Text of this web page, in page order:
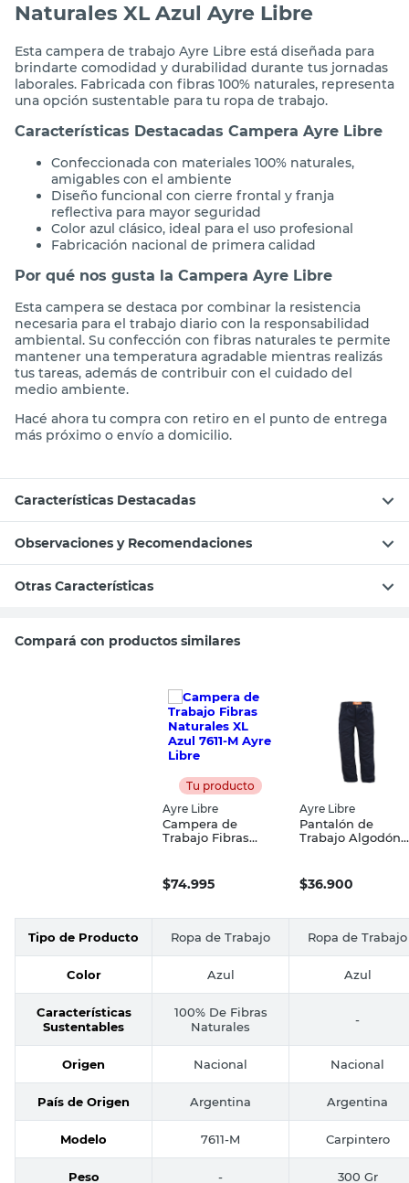
Naturales XL Azul Ayre Libre
Esta campera de trabajo Ayre Libre está diseñada para
brindarte comodidad y durabilidad durante tus jornadas
laborales. Fabricada con fibras 100% naturales, representa
una opción sustentable para tu ropa de trabajo.
Características Destacadas Campera Ayre Libre
Confeccionada con materiales 100% naturales,
amigables con el ambiente
Diseño funcional con cierre frontal y franja
reflectiva para mayor seguridad
Color azul clásico, ideal para el uso profesional
Fabricación nacional de primera calidad
Por qué nos gusta la Campera Ayre Libre
Esta campera se destaca por combinar la resistencia
necesaria para el trabajo diario con la responsabilidad
ambiental. Su confección con fibras naturales te permite
mantener una temperatura agradable mientras realizás
tus tareas, además de contribuir con el cuidado del
medio ambiente.
Hacé ahora tu compra con retiro en el punto de entrega
más próximo o envío a domicilio.
Características Destacadas
Observaciones y Recomendaciones
Otras Características
Compará con productos similares
Tu producto
Ayre Libre
Campera de
Trabajo Fibras
$74.995
Ayre Libre
Pantalón de
Trabajo Algodón
Libre
$36.900
Tipo de Producto Ropa de Trabajo Ropa de Trabajo
Color Azul Azul
Características
Sustentables
100% De Fibras
Naturales
-
Origen Nacional Nacional
País de Origen Argentina Argentina
Modelo 7611-M Carpintero
Peso - 300 Gr